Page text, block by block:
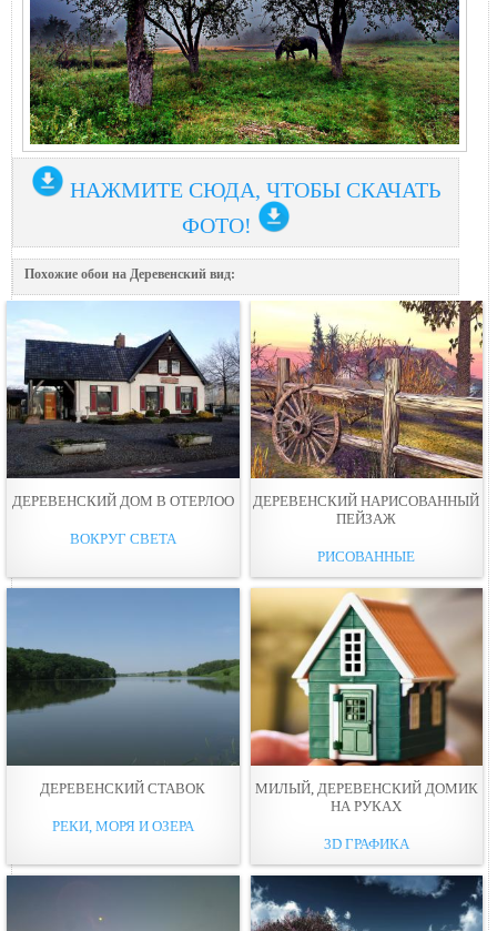
НАЖМИТЕ СЮДА, ЧТОБЫ СКАЧАТЬ
ФОТО!
Похожие обои на Деревенский вид:
ДЕРЕВЕНСКИЙ ДОМ В ОТЕРЛОО
ВОКРУГ СВЕТА
ДЕРЕВЕНСКИЙ НАРИСОВАННЫЙ
ПЕЙЗАЖ
РИСОВАННЫЕ
ДЕРЕВЕНСКИЙ СТАВОК
РЕКИ, МОРЯ И ОЗЕРА
МИЛЫЙ, ДЕРЕВЕНСКИЙ ДОМИК
НА РУКАХ
3D ГРАФИКА